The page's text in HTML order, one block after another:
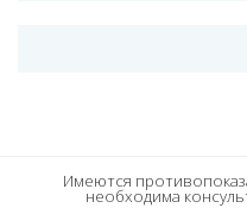
Имеются
необходима